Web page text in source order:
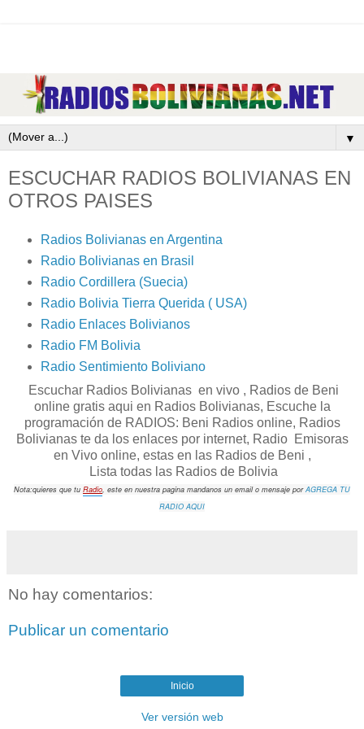
▼
ESCUCHAR RADIOS BOLIVIANAS EN
OTROS PAISES
Radios Bolivianas en Argentina
Radio Bolivianas en Brasil
Radio Cordillera (Suecia)
Radio Bolivia Tierra Querida ( USA)
Radio Enlaces Bolivianos
Radio FM Bolivia
Radio Sentimiento Boliviano
Escuchar Radios Bolivianas en vivo , Radios de Beni
online gratis aqui en Radios Bolivianas, Escuche la
programación de RADIOS: Beni Radios online, Radios
Bolivianas te da los enlaces por internet, Radio Emisoras
en Vivo online, estas en las Radios de Beni ,
Lista todas las Radios de Bolivia
Nota:quieres que tu Radio, este en nuestra pagina mandanos un email o mensaje porAGREGA TU
RADIO AQUI
No hay comentarios:
Publicar un comentario
Inicio
Ver versión web